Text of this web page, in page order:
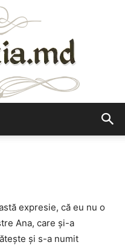
expresie, că eu nu o
Ana, care şi-a
şi s-a numit